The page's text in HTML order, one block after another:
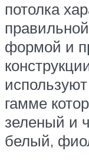
потолка
формой и
гамме
зеленый и
белый,